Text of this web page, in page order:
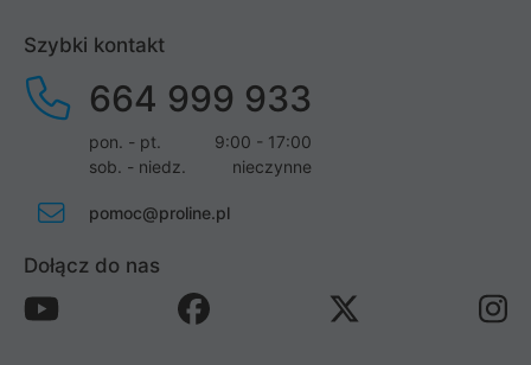
Szybki kontakt
664 999 933
pon. - pt.
9:00 - 17:00
sob. - niedz.
nieczynne
pomoc@proline.pl
Dołącz do nas